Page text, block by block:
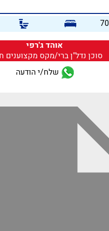
אוהד ג'רפי
סוכן נדל"ן ברי/מקס מקצוענים
שלח/י הודעה